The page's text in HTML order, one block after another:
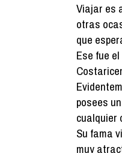
Viajar es
otras
que
Ese fue
posees
cualquier
Su fama
muy